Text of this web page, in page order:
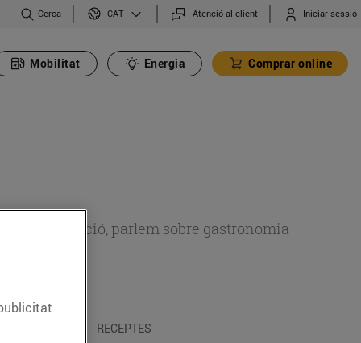
Cerca CAT Atenció al client Iniciar sessió
Mobilitat Energia Comprar online
alimentació, parlem sobre gastronomia
RECEPTES